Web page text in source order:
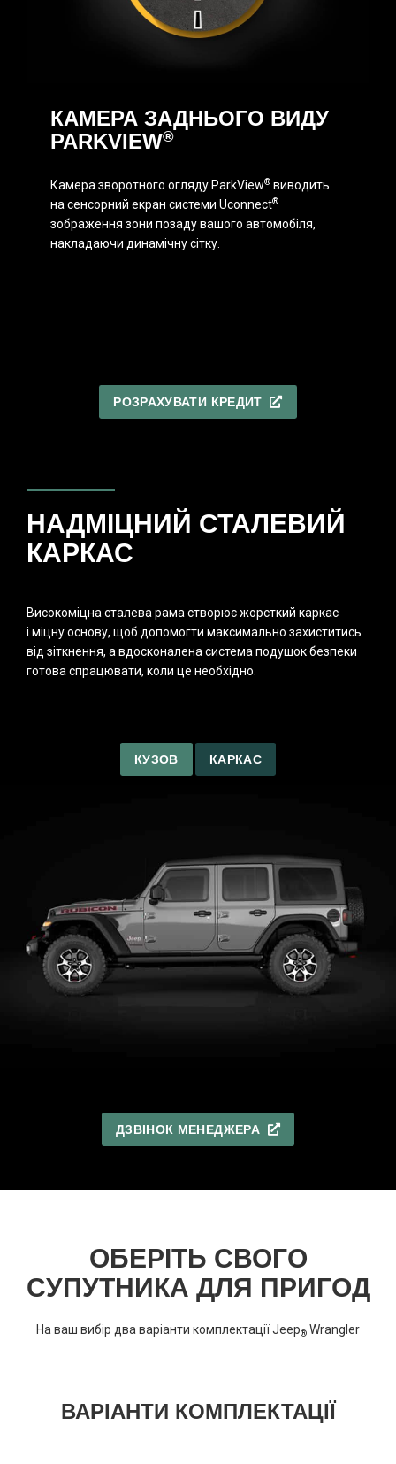
КАМЕРА ЗАДНЬОГО ВИДУ
PARKVIEW®
Камера зворотного огляду ParkView® виводить
на сенсорний екран системи Uconnect®
зображення зони позаду вашого автомобіля,
накладаючи динамічну сітку.
РОЗРАХУВАТИ КРЕДИТ
НАДМІЦНИЙ СТАЛЕВИЙ
КАРКАС
Високоміцна сталева рама створює жорсткий каркас
і міцну основу, щоб допомогти максимально захиститись
від зіткнення, а вдосконалена система подушок безпеки
готова спрацювати, коли це необхідно.
КУЗОВ КАРКАС
ДЗВІНОК МЕНЕДЖЕРА
ОБЕРІТЬ СВОГО
СУПУТНИКА ДЛЯ ПРИГОД
На ваш вибір два варіанти комплектації Jeep® Wrangler
ВАРІАНТИ КОМПЛЕКТАЦІЇ